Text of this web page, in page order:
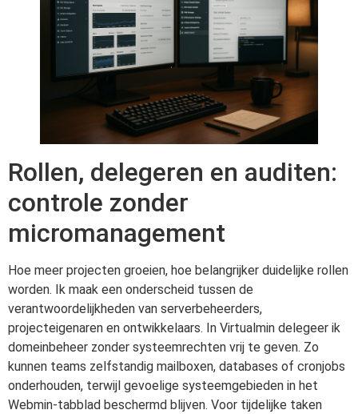
Rollen, delegeren en auditen:
controle zonder
micromanagement
Hoe meer projecten groeien, hoe belangrijker duidelijke rollen
worden. Ik maak een onderscheid tussen de
verantwoordelijkheden van serverbeheerders,
projecteigenaren en ontwikkelaars. In Virtualmin delegeer ik
domeinbeheer zonder systeemrechten vrij te geven. Zo
kunnen teams zelfstandig mailboxen, databases of cronjobs
onderhouden, terwijl gevoelige systeemgebieden in het
Webmin-tabblad beschermd blijven. Voor tijdelijke taken